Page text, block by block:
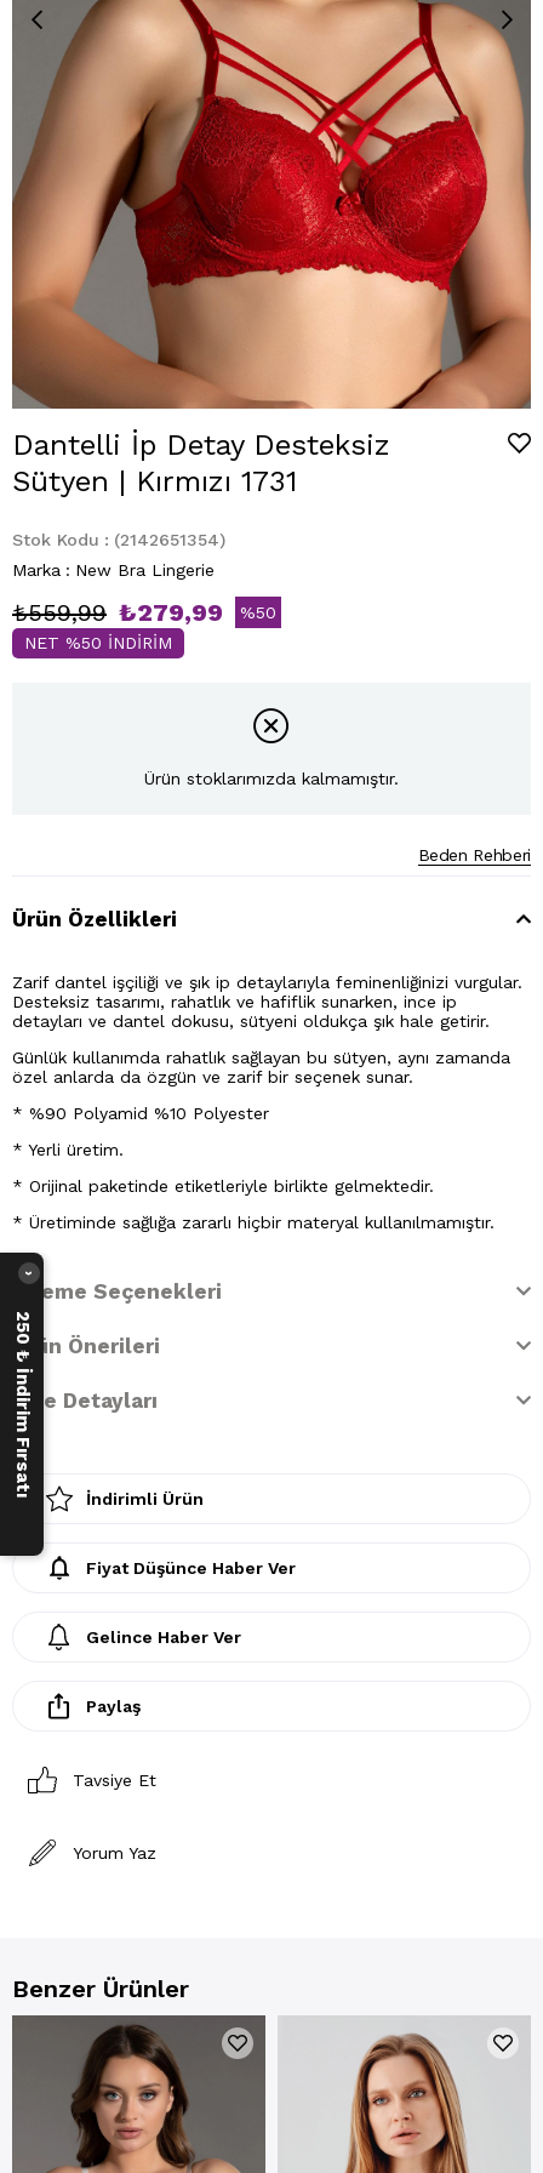
Dantelli İp Detay Desteksiz
Sütyen | Kırmızı 1731
Stok Kodu
(2142651354)
Marka : New Bra Lingerie
₺559,99 ₺279,99 %50
NET %50 İNDİRİM
Ürün stoklarımızda kalmamıştır.
Beden Rehberi
Ürün Özellikleri
Zarif dantel işçiliği ve şık ip detaylarıyla feminenliğinizi vurgular.
Desteksiz tasarımı, rahatlık ve hafiflik sunarken, ince ip
detayları ve dantel dokusu, sütyeni oldukça şık hale getirir.
Günlük kullanımda rahatlık sağlayan bu sütyen, aynı zamanda
özel anlarda da özgün ve zarif bir seçenek sunar.
* %90 Polyamid %10 Polyester
* Yerli üretim.
* Orijinal paketinde etiketleriyle birlikte gelmektedir.
* Üretiminde sağlığa zararlı hiçbir materyal kullanılmamıştır.
Ödeme Seçenekleri
Ürün Önerileri
İade Detayları
İndirimli Ürün
Fiyat Düşünce Haber Ver
Gelince Haber Ver
Paylaş
Tavsiye Et
Yorum Yaz
Benzer Ürünler
250 ₺ İndirim Fırsatı
›